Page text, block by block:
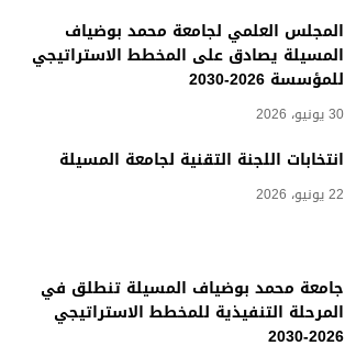
المجلس العلمي لجامعة محمد بوضياف
المسيلة يصادق على المخطط الاستراتيجي
للمؤسسة 2026-2030
30 يونيو، 2026
انتخابات اللجنة التقنية لجامعة المسيلة
22 يونيو، 2026
جامعة محمد بوضياف المسيلة تنطلق في
المرحلة التنفيذية للمخطط الاستراتيجي
2026-2030